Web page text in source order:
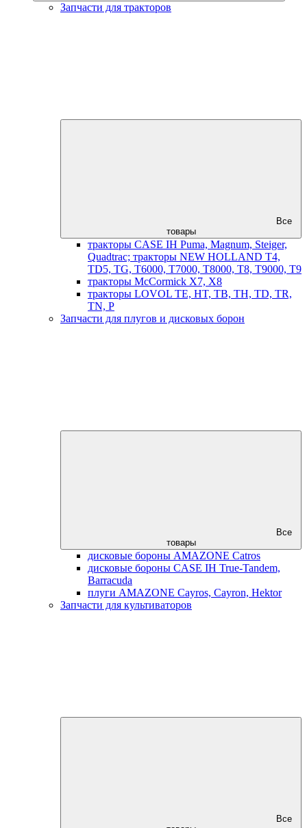
Запчасти для тракторов
Все
товары
тракторы CASE IH Puma, Magnum, Steiger,
Quadtrac; тракторы NEW HOLLAND T4,
TD5, TG, T6000, T7000, T8000, T8, T9000, T9
тракторы McCormick X7, X8
тракторы LOVOL TE, HT, TB, TH, TD, TR,
TN, P
Запчасти для плугов и дисковых борон
Все
товары
дисковые бороны AMAZONE Catros
дисковые бороны CASE IH True-Tandem,
Barracuda
плуги AMAZONE Cayros, Cayron, Hektor
Запчасти для культиваторов
Все